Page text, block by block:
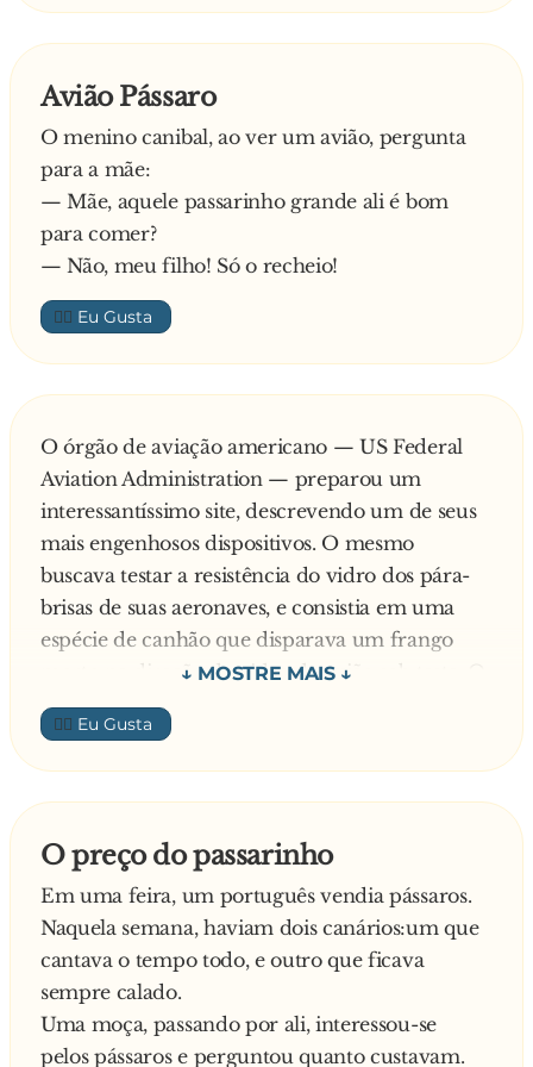
Avião Pássaro
O menino canibal, ao ver um avião, pergunta
para a mãe:
— Mãe, aquele passarinho grande ali é bom
para comer?
— Não, meu filho! Só o recheio!
👍🏼
O órgão de aviação americano — US Federal
Aviation Administration — preparou um
interessantíssimo site, descrevendo um de seus
mais engenhosos dispositivos. O mesmo
buscava testar a resistência do vidro dos pára-
brisas de suas aeronaves, e consistia em uma
espécie de canhão que disparava um frango
morto na direção do vidro do avião sob teste. O
disparo era exato, e reproduzia a velocidade
com a qual uma ave se chocaria com um avião
em vôo. Teoricamente, se o pára-brisas resistisse
à prova de impacto, então certamente
vôo. Na prática, o dispositivo funcionou
perfeitamente, com centenas de provas
efetuadas nos EUA.
Estudiosos portugueses, que estavam
desenvolvendo uma locomotiva super veloz,
encontraram este site e se interessaram pelo
canhão de frangos, pensando em aplicar a idéia
👍🏼
O preço do passarinho
Em uma feira, um português vendia pássaros.
Naquela semana, haviam dois canários:um que
cantava o tempo todo, e outro que ficava
sempre calado.
Uma moça, passando por ali, interessou-se
pelos pássaros e perguntou quanto custavam.